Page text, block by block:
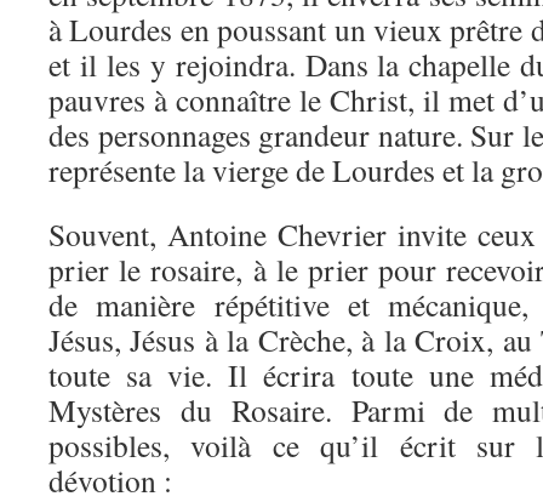
à Lourdes en poussant un vieux prêtre
et il les y rejoindra. Dans la chapelle
pauvres à connaître le Christ, il met
des personnages grandeur nature. Sur
représente la vierge de Lourdes et la
Souvent, Antoine Chevrier invite
prier le rosaire, à le prier pour
de manière répétitive et
Jésus, Jésus à la Crèche, à la Croix, au
toute sa vie. Il écrira toute une
Mystères du Rosaire. Parmi de
possibles, voilà ce qu’il écrit sur
dévotion :